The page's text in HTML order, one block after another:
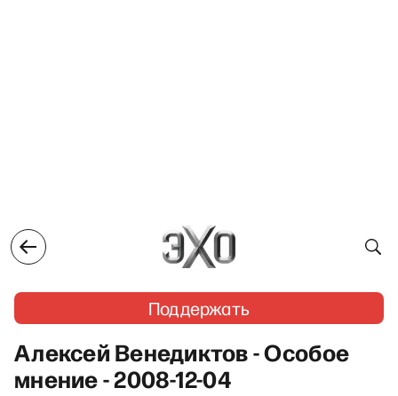
Поддержать
Алексей Венедиктов - Особое
мнение - 2008-12-04